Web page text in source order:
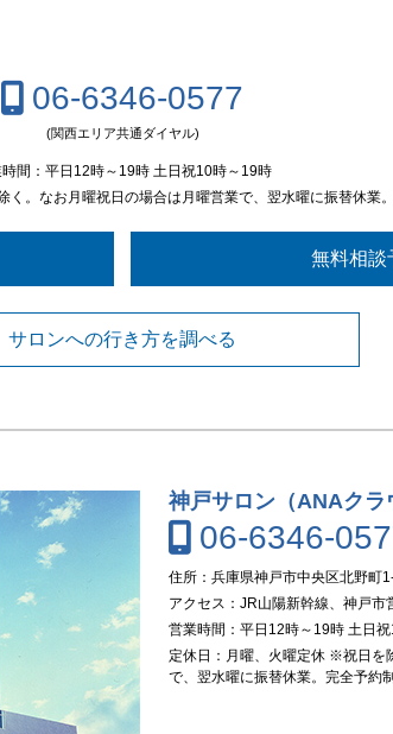
06-6346-0577
(関西エリア共通ダイヤル)
間：平日12時～19時 土日祝10時～19時
。なお月曜祝日の場合は月曜営業で、翌水曜に振替休業
無料相談
サロンへの行き方を調べる
神戸サロン（ANAクラ
06-6346-
住所：兵庫県神戸市中央区北野町
アクセス：JR山陽新幹線、神戸市
営業時間：平日12時～19時 土日
定休日：月曜、火曜定休 ※祝日を
で、翌水曜に振替休業。完全予約制